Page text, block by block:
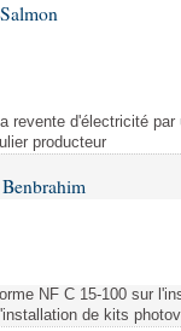
revente d'électricité
producteur
NF C 15-100 sur
de kits